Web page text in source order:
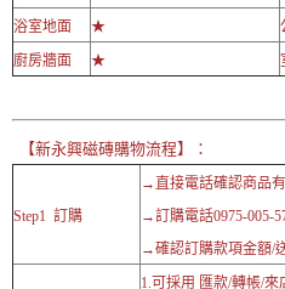
浴室地面
★
廚房牆面
★
【新永興磁磚購物流程】：
Step1 訂購
→直接電話確認商品
→訂購電話0975-005-
→確認訂購款項金額/
1.可採用 匯款/轉帳/